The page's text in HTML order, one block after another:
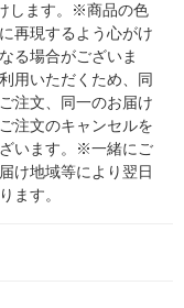
します。※商品の色
再現するよう心がけ
る場合がございま
用いただくため、同
注文、同一のお届け
注文のキャンセルを
います。※一緒にご
け地域等により翌日
ます。